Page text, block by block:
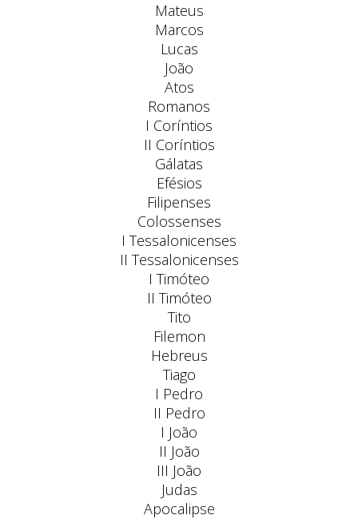
Mateus
Marcos
Lucas
João
Atos
Romanos
I Coríntios
II Coríntios
Gálatas
Efésios
Filipenses
Colossenses
I Tessalonicenses
II Tessalonicenses
I Timóteo
II Timóteo
Tito
Filemon
Hebreus
Tiago
I Pedro
II Pedro
I João
II João
III João
Judas
Apocalipse